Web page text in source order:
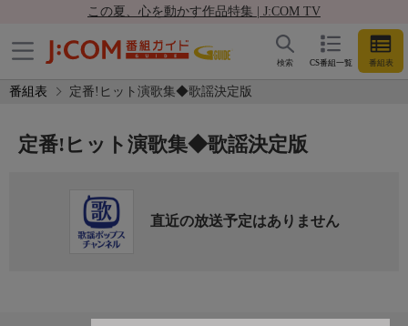
この夏、心を動かす作品特集 | J:COM TV
CS番組一覧 番組表
検索
番組表 定番!ヒット演歌集◆歌謡決定版
定番!ヒット演歌集◆歌謡決定版
直近の放送予定はありません